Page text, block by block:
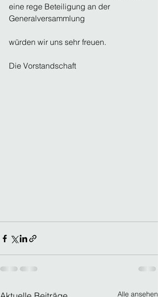
eine rege Beteiligung an der
Generalversammlung
würden wir uns sehr freuen.
Die Vorstandschaft
Alle ansehen